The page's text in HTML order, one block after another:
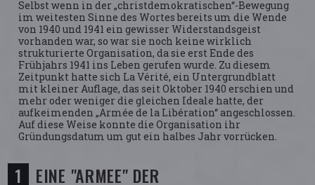
Selbst wenn in der „christdemokratischen“-Bewegung
im weitesten Sinne des Wortes bereits um die Wende
von 1940 und 1941 ein gewisser Widerstandsgeist
vorhanden war, so war sie noch keine wirklich
strukturierte Organisation, da sie erst Ende des
Frühjahrs 1941 ins Leben gerufen wurde. Zu diesem
Zeitpunkt hatte sich La Vérité, ein Untergrundblatt
mit kleiner Auflage, das seit Oktober 1940 erschien und
mehr oder weniger die gleichen Ideale hatte, der
aufkeimenden „Armée de la Libération“ angeschlossen.
Auf diese Weise konnte die Organisation ihr
Gründungsdatum um gut ein halbes Jahr vorrücken.
EINE "ARMEE" DER